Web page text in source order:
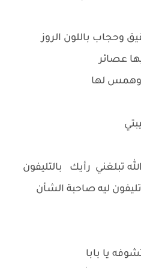
وحجاب باللون الروز
عصائر
وهمس لها
تبلغني رأيك بالتليفون
ليه صاحبة الشأن
يا بابا